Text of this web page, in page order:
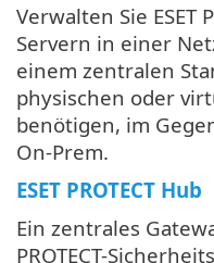
Verwalten Sie ESET
Servern in einer
einem zentralen
physischen oder
benötigen, im
On-Prem.
ESET PROTECT Hub
Ein zentrales
PROTECT-